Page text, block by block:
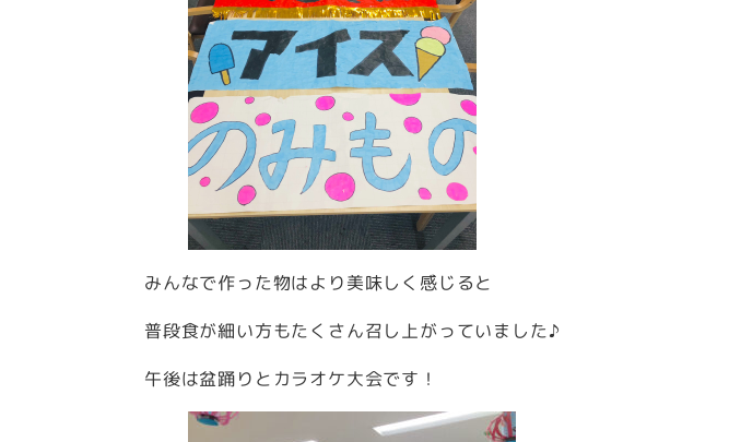
みんなで作った物はより美味しく感じると
普段食が細い方もたくさん召し上がっていました♪
午後は盆踊りとカラオケ大会です！